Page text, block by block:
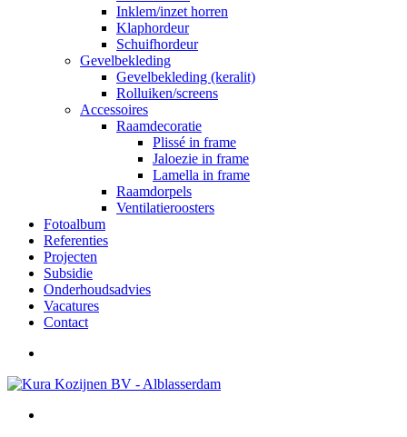
Inklem/inzet horren
Klaphordeur
Schuifhordeur
Gevelbekleding
Gevelbekleding (keralit)
Rolluiken/screens
Accessoires
Raamdecoratie
Plissé in frame
Jaloezie in frame
Lamella in frame
Raamdorpels
Ventilatieroosters
Fotoalbum
Referenties
Projecten
Subsidie
Onderhoudsadvies
Vacatures
Contact